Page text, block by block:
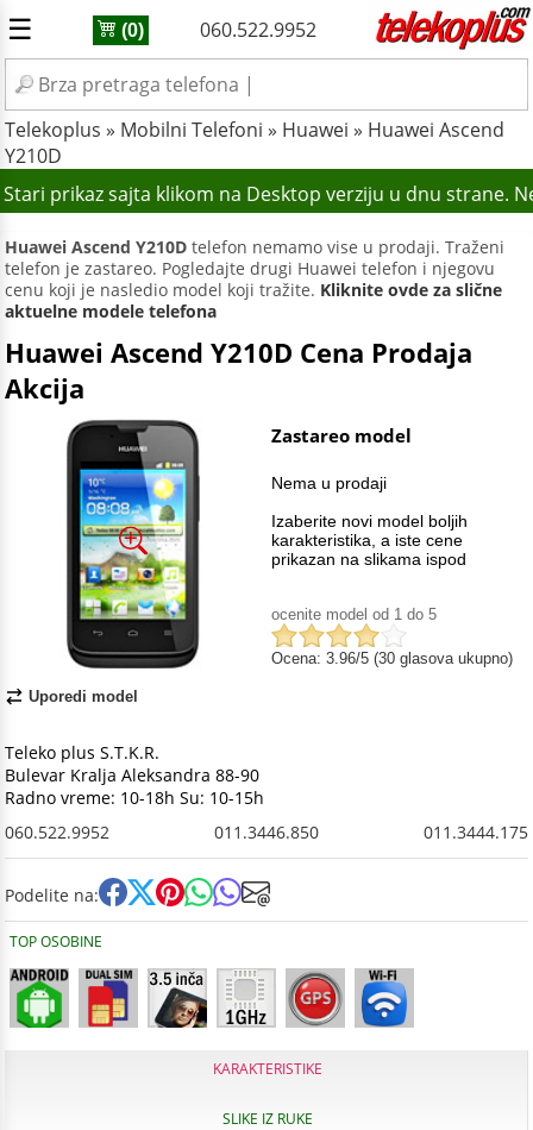
☰ (0) 060.522.9952
Telekoplus » Mobilni Telefoni » Huawei » Huawei Ascend
Y210D
prikaz sajta klikom na Desktop verziju u dnu strane.
Huawei Ascend Y210D telefon nemamo vise u prodaji. Traženi
telefon je zastareo. Pogledajte drugi Huawei telefon i njegovu
cenu koji je nasledio model koji tražite. Kliknite ovde za slične
aktuelne modele telefona
Huawei Ascend Y210D Cena Prodaja
Akcija
Uporedi model
Zastareo model
Nema u prodaji
Izaberite novi model boljih
karakteristika, a iste cene
prikazan na slikama ispod
ocenite model od 1 do 5
Ocena: 3.96/5 (30 glasova ukupno)
Teleko plus S.T.K.R.
Bulevar Kralja Aleksandra 88-90
Radno vreme: 10-18h Su: 10-15h
060.522.9952
011.3446.850 011.3444.175
Podelite na:
TOP OSOBINE
KARAKTERISTIKE
SLIKE IZ RUKE